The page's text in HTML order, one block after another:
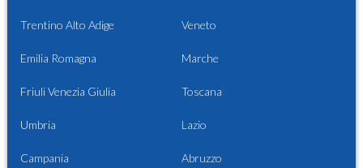
Trentino Alto Adige Veneto
Emilia Romagna Marche
Friuli Venezia Giulia Toscana
Umbria Lazio
Campania Abruzzo